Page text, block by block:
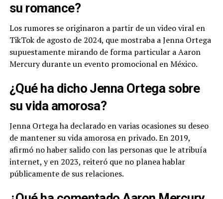
su romance?
Los rumores se originaron a partir de un video viral en
TikTok de agosto de 2024, que mostraba a Jenna Ortega
supuestamente mirando de forma particular a Aaron
Mercury durante un evento promocional en México.
¿Qué ha dicho Jenna Ortega sobre
su vida amorosa?
Jenna Ortega ha declarado en varias ocasiones su deseo
de mantener su vida amorosa en privado. En 2019,
afirmó no haber salido con las personas que le atribuía
internet, y en 2023, reiteró que no planea hablar
públicamente de sus relaciones.